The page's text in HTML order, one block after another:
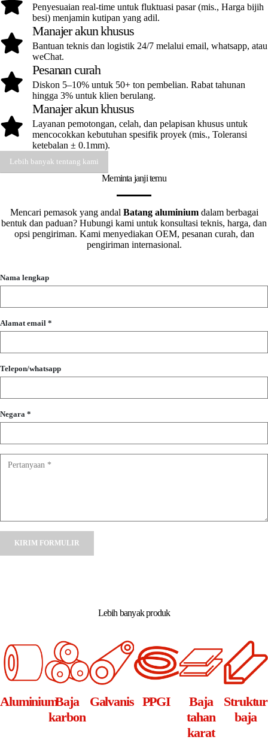
Penyesuaian real-time untuk fluktuasi pasar (mis., Harga bijih
besi) menjamin kutipan yang adil.
Manajer akun khusus
Bantuan teknis dan logistik 24/7 melalui email, whatsapp, atau
weChat.
Pesanan curah
Diskon 5–10% untuk 50+ ton pembelian. Rabat tahunan
hingga 3% untuk klien berulang.
Manajer akun khusus
Layanan pemotongan, celah, dan pelapisan khusus untuk
mencocokkan kebutuhan spesifik proyek (mis., Toleransi
ketebalan ± 0.1mm).
Lebih banyak tentang kami
Meminta janji temu
Mencari pemasok yang andal Batang aluminiumdalam berbagai
bentuk dan paduan? Hubungi kami untuk konsultasi teknis, harga, dan
opsi pengiriman. Kami menyediakan OEM, pesanan curah, dan
pengiriman internasional.
Nama lengkap
Alamat email *
Telepon/whatsapp
Negara *
Lebih banyak produk
AluminiumBaja
karbon
Galvanis PPGI
Baja
tahan
karat
Struktur
baja